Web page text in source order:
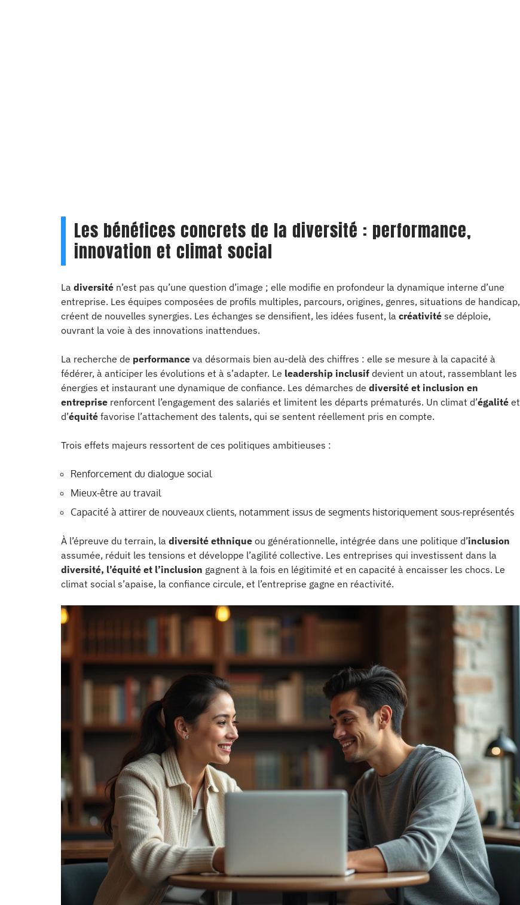
Les bénéfices concrets de la diversité : performance,
innovation et climat social
La diversité n’est pas qu’une question d’image ; elle modifie en profondeur la dynamique interne d’une
entreprise. Les équipes composées de profils multiples, parcours, origines, genres, situations de handicap,
créent de nouvelles synergies. Les échanges se densifient, les idées fusent, la créativité se déploie,
ouvrant la voie à des innovations inattendues.
La recherche de performance va désormais bien au-delà des chiffres : elle se mesure à la capacité à
fédérer, à anticiper les évolutions et à s’adapter. Le leadership inclusif devient un atout, rassemblant les
énergies et instaurant une dynamique de confiance. Les démarches de diversité et inclusion en
entreprise renforcent l’engagement des salariés et limitent les départs prématurés. Un climat d’égalité et
d’équité favorise l’attachement des talents, qui se sentent réellement pris en compte.
Trois effets majeurs ressortent de ces politiques ambitieuses :
Renforcement du dialogue social
Mieux-être au travail
Capacité à attirer de nouveaux clients, notamment issus de segments historiquement sous-représentés
À l’épreuve du terrain, la diversité ethnique ou générationnelle, intégrée dans une politique d’inclusion
assumée, réduit les tensions et développe l’agilité collective. Les entreprises qui investissent dans la
diversité, l’équité et l’inclusion gagnent à la fois en légitimité et en capacité à encaisser les chocs. Le
climat social s’apaise, la confiance circule, et l’entreprise gagne en réactivité.